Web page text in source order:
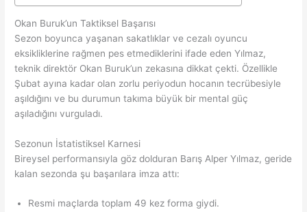
Okan Buruk’un Taktiksel Başarısı
Sezon boyunca yaşanan sakatlıklar ve cezalı oyuncu
eksikliklerine rağmen pes etmediklerini ifade eden Yılmaz,
teknik direktör Okan Buruk’un zekasına dikkat çekti. Özellikle
Şubat ayına kadar olan zorlu periyodun hocanın tecrübesiyle
aşıldığını ve bu durumun takıma büyük bir mental güç
aşıladığını vurguladı.
Sezonun İstatistiksel Karnesi
Bireysel performansıyla göz dolduran Barış Alper Yılmaz, geride
kalan sezonda şu başarılara imza attı:
Resmi maçlarda toplam 49 kez forma giydi.